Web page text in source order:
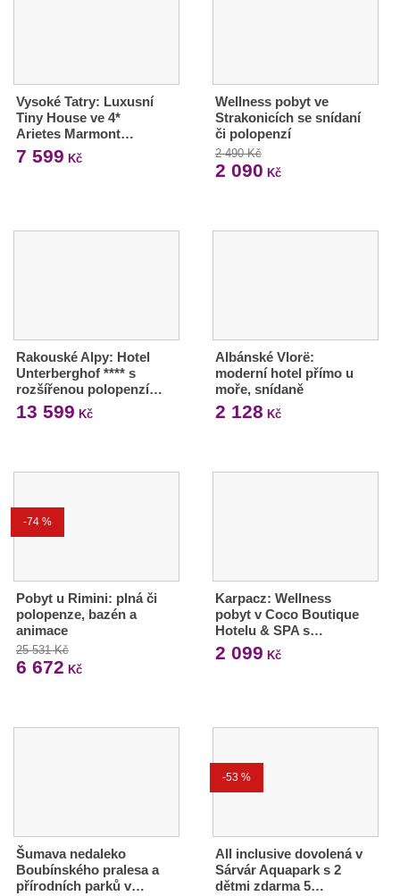
Vysoké Tatry: Luxusní
Tiny House ve 4*
Arietes Marmont…
7 599 Kč
Wellness pobyt ve
Strakonicích se snídaní
či polopenzí
2 490 Kč
2 090 Kč
Rakouské Alpy: Hotel
Unterberghof **** s
rozšířenou polopenzí…
13 599 Kč
Albánské Vlorë:
moderní hotel přímo u
moře, snídaně
2 128 Kč
-74 %
Pobyt u Rimini: plná či
polopenze, bazén a
animace
25 531 Kč
6 672 Kč
Karpacz: Wellness
pobyt v Coco Boutique
Hotelu & SPA s…
2 099 Kč
Šumava nedaleko
Boubínského pralesa a
přírodních parků v…
-53 %
All inclusive dovolená v
Sárvár Aquapark s 2
dětmi zdarma 5…